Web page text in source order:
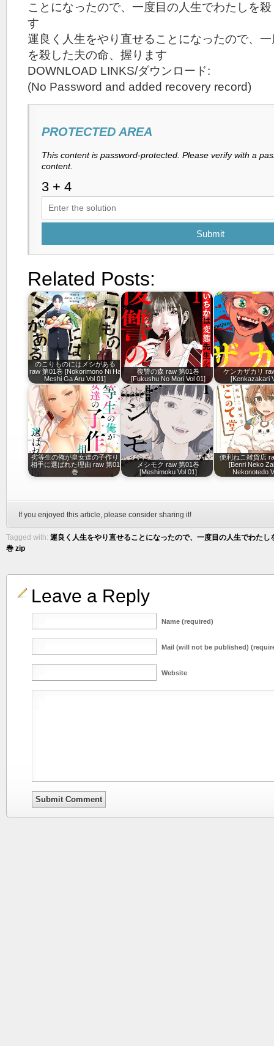
ことになったので、一度目の人生でわたしを
す
運良く人生をやり直せることになったので、
を殺した夫の命、握ります
DOWNLOAD LINKS/ダウンロード:
(No Password and added recovery record)
PROTECTED AREA
This content is password-protected. Please verify with a
content.
Submit
Related Posts:
のこりものにはメシがある
raw 第01巻 [Nokorimono Ni Ha
Meshi Ga Aru Vol 01]
復讐の森 raw 第01巻
[Fukushu No Mori Vol 01]
ケンカザカリ
[Kenkazakari
劣等生の俺が皇女達の子作り
相手に選ばれた理由 raw 第01
巻
メシモク raw 第01巻
[Meshimoku Vol 01]
便利ねこ雑貨店
[Benri Neko
Nekonotedo
If you enjoyed this article, please consider sharing it!
Tagged with: 運良く人生をやり直せることになったので、一度目の人生でわた
巻 zip
Leave a Reply
Name (required)
Mail (will not be published)
Website